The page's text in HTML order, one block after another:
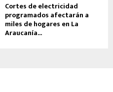
Cortes de electricidad
programados afectarán a
miles de hogares en La
Araucanía...